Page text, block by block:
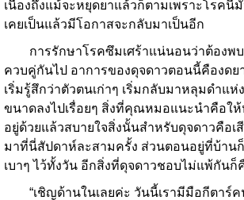
เนื่องถึงแม้จะหยุดยาแล้วก็ตามเพราะโรคนี้
เคยเป็นแล้วมีโอกาสจะกลับมาเป็นอีก
การรักษาโรคซึมเศร้าแน่นอนว่าต้องพบ
ควบคู่กันไป อาการของดุจดาวตอนนี้คืองดย
เริ่มรู้สึกว่าตัวตนเก่าๆ เริ่มกลับมาหลุมดำแห่
ขนาดลงไปเรื่อยๆ สิ่งที่คุณหมอแนะนำคือใ
อยู่ด้วยแล้วสบายใจสิ่งนั้นสำหรับดุจดาวคือเสี
มาที่นี่สัปดาห์ละสามครั้ง ส่วนตอนอยู่ที่บ้านก็
เบาๆ ไว้ทั้งวัน อีกสิ่งที่ดุจดาวชอบไม่แพ้กันก็
“เชิญด้านในเลยค่ะ วันนี้เรามีมือกีตาร์ค